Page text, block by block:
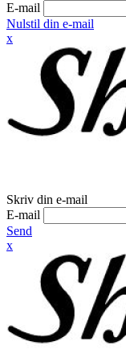
E-mail
Nulstil din e-mail
x
Skriv din e-mail
E-mail
Send
x